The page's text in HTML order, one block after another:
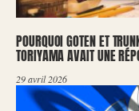
POURQUOI GOTEN ET
TORIYAMA AVAIT UNE
29 avril 2026